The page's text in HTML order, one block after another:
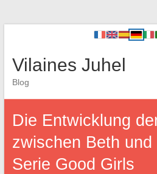
Vilaines Juhel
Blog
Die Entwicklung
zwischen Beth
Serie Good Girls